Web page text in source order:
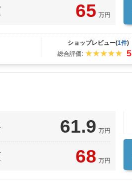
65 万円
ショップレビュー(1件)
総合評価:
5
61.9 万円
68 万円